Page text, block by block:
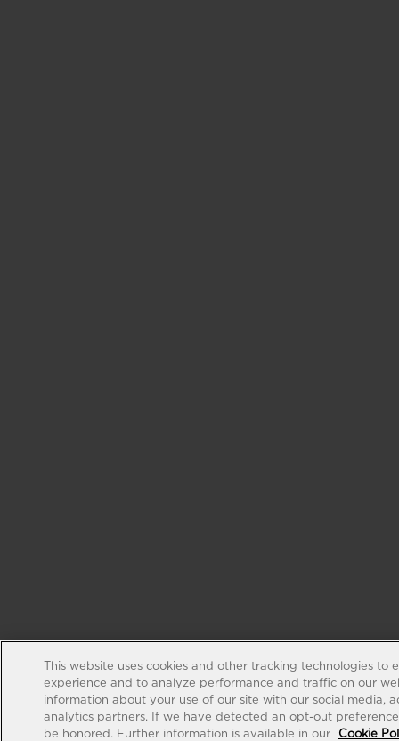
This website uses cookies and other tracking technologies to
experience and to analyze performance and traffic on our
information about your use of our site with our social media,
analytics partners. If we have detected an opt-out
be honored. Further information is available in our
Cookie